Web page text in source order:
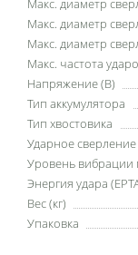
Макс. диаметр
Макс. диаметр
Макс. диаметр
Макс. частота
Напряжение (В)
Тип аккумулятора
Тип хвостовика
Ударное
Уровень вибрации
Энергия удара
Вес (кг)
Упаковка